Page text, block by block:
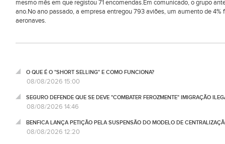
mesmo mês em que registou 71 encomendas.Em comunicado, o grupo
ano.No ano passado, a empresa entregou 793 aviões, um aumento de
aeronaves.
O QUE É O "SHORT SELLING" E COMO FUNCIONA?
08/08/2026 15:00
SEGURO DEFENDE QUE SE DEVE "COMBATER FEROZMENTE" IMIGRAÇÃO
08/08/2026 14:46
BENFICA LANÇA PETIÇÃO PELA SUSPENSÃO DO MODELO DE
08/08/2026 12:20